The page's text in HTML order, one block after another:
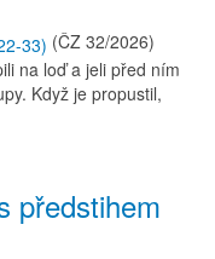
(ČZ 32/2026)
na loď a jeli před ním
Když je propustil,
předstihem